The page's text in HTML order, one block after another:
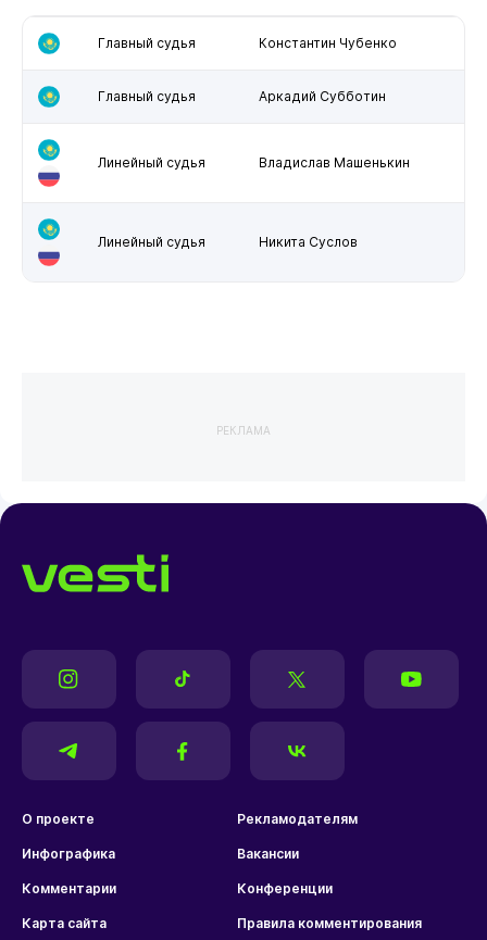
Главный судья Константин Чубенко
Главный судья Аркадий Субботин
Линейный судья Владислав Машенькин
Линейный судья Никита Суслов
РЕКЛАМА
О проекте Рекламодателям
Инфографика Вакансии
Комментарии Конференции
Карта сайта Правила комментирования